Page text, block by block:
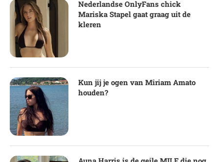
Nederlandse OnlyFans chick
Mariska Stapel gaat graag uit de
kleren
Kun jij je ogen van Miriam Amato
houden?